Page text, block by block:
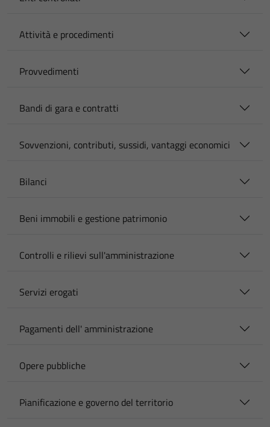
Attività e procedimenti
Provvedimenti
Bandi di gara e contratti
Sovvenzioni, contributi, sussidi, vantaggi economici
Bilanci
Beni immobili e gestione patrimonio
Controlli e rilievi sull'amministrazione
Servizi erogati
Pagamenti dell' amministrazione
Opere pubbliche
Pianificazione e governo del territorio